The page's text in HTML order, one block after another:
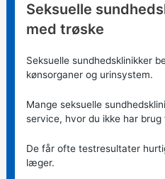
Seksuelle
med trøske
Seksuelle sundhedsklinikker
kønsorganer og urinsystem.
Mange seksuelle
service, hvor du ikke har
De får ofte testresultater
læger.